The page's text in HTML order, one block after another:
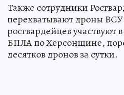
Также сотрудники
перехватывают дроны
росгвардейцев участвуют
БПЛА по Херсонщине,
десятков дронов за сутки.